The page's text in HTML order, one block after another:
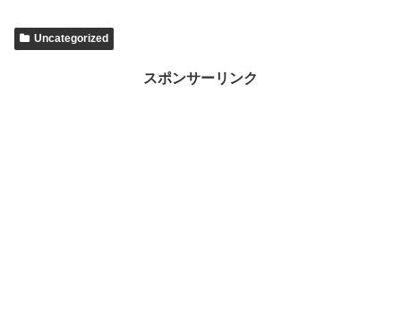
Uncategorized
スポンサーリンク